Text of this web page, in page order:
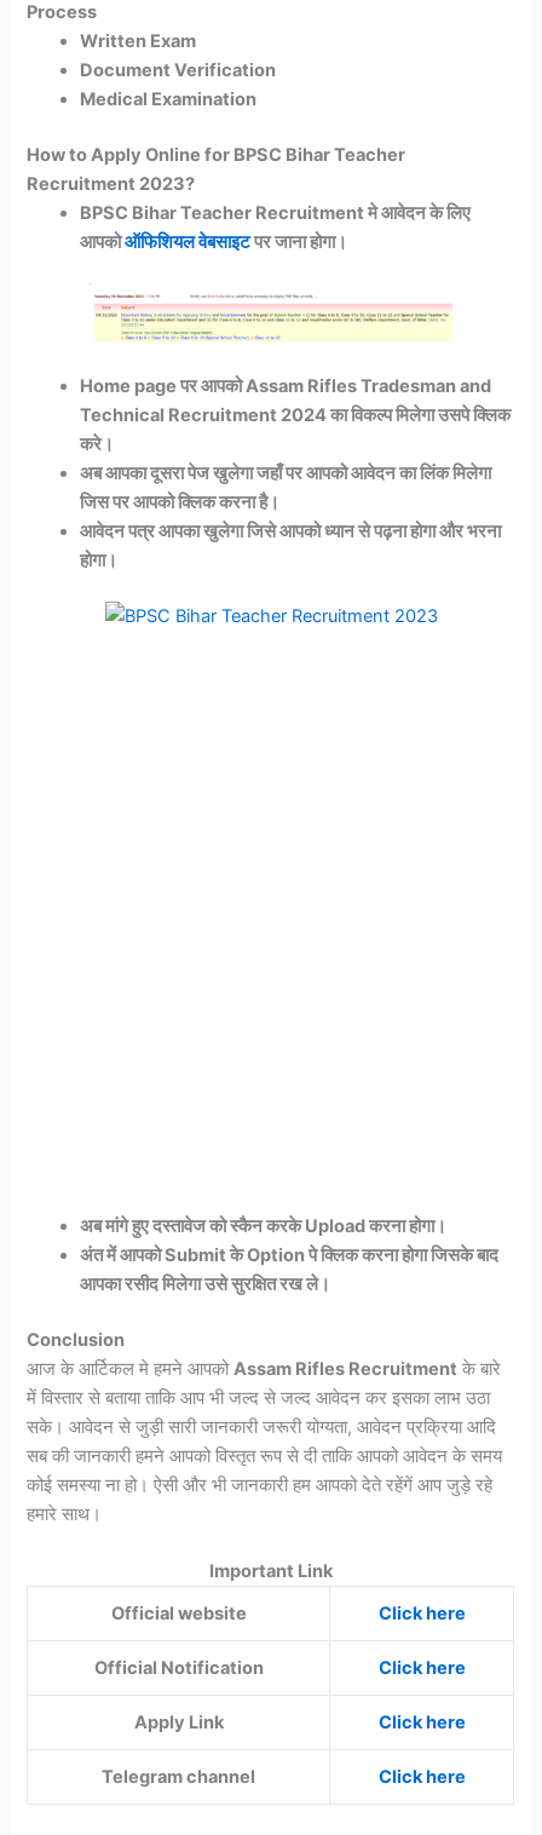
Process
Written Exam
Document Verification
Medical Examination
How to Apply Online for BPSC Bihar Teacher
Recruitment 2023?
BPSC Bihar Teacher Recruitment मे आवेदन के लिए
आपकोऑफिशियल वेबसाइटपर जाना होगा।
Home page पर आपको Assam Rifles Tradesman and
Technical Recruitment 2024 का विकल्प मिलेगा उसपे क्लिक
करे।
अब आपका दूसरा पेज खुलेगा जहाँ पर आपको आवेदन का लिंक मिलेगा
जिस पर आपको क्लिक करना है।
आवेदन पत्र आपका खुलेगा जिसे आपको ध्यान से पढ़ना होगा और भरना
होगा।
अब मांगे हुए दस्तावेज को स्कैन करके Upload करना होगा।
अंत में आपको Submit के Option पे क्लिक करना होगा जिसके बाद
आपका रसीद मिलेगा उसे सुरक्षित रख ले।
Conclusion
आज के आर्टिकल मे हमने आपकोAssam Rifles Recruitment के बारे
में विस्तार से बताया ताकि आप भी जल्द से जल्द आवेदन कर इसका लाभ उठा
सके। आवेदन से जुड़ी सारी जानकारी जरूरी योग्यता, आवेदन प्रक्रिया आदि
सब की जानकारी हमने आपको विस्तृत रूप से दी ताकि आपको आवेदन के समय
कोई समस्या ना हो। ऐसी और भी जानकारी हम आपको देते रहेंगें आप जुड़े रहे
हमारे साथ।
Important Link
Official website
Click here
Official Notification Click here
Apply Link Click here
Telegram channel Click here